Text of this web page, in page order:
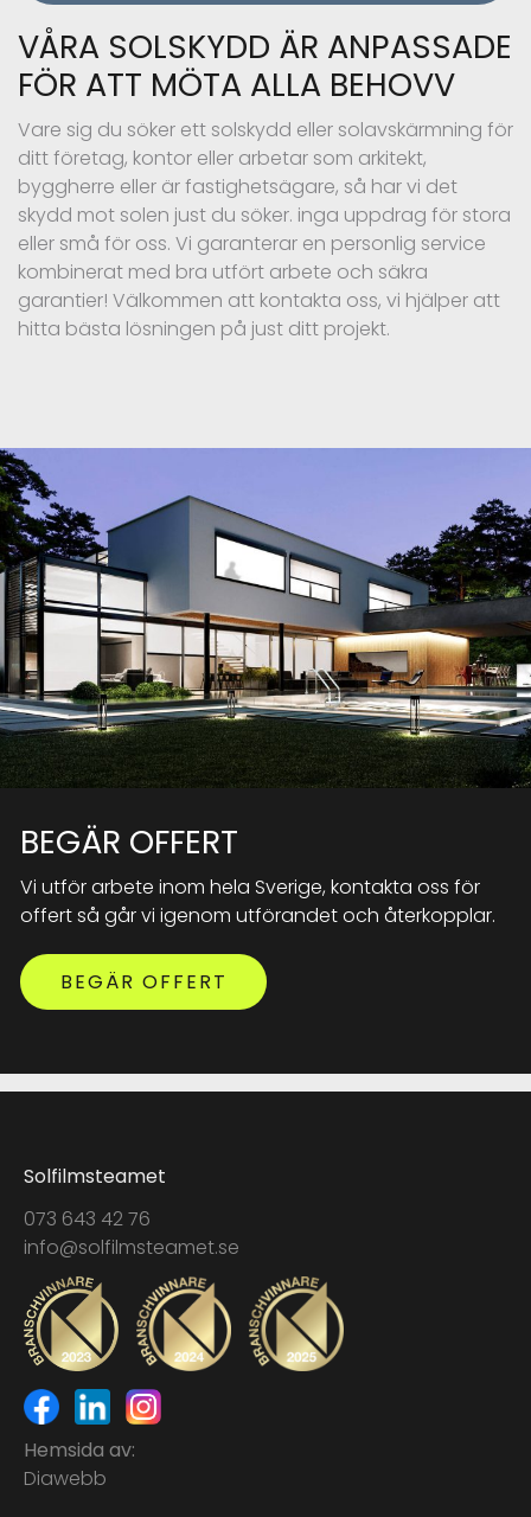
VÅRA SOLSKYDD ÄR ANPASSADE
FÖR ATT MÖTA ALLA BEHOVV
Vare sig du söker ett solskydd eller solavskärmning för
ditt företag, kontor eller arbetar som arkitekt,
byggherre eller är fastighetsägare, så har vi det
skydd mot solen just du söker. inga uppdrag för stora
eller små för oss. Vi garanterar en personlig service
kombinerat med bra utfört arbete och säkra
garantier! Välkommen att kontakta oss, vi hjälper att
hitta bästa lösningen på just ditt projekt.
BEGÄR OFFERT
Vi utför arbete inom hela Sverige, kontakta oss för
offert så går vi igenom utförandet och återkopplar.
BEGÄR OFFERT
Solfilmsteamet
073 643 42 76
info@solfilmsteamet.se
Hemsida av:
Diawebb